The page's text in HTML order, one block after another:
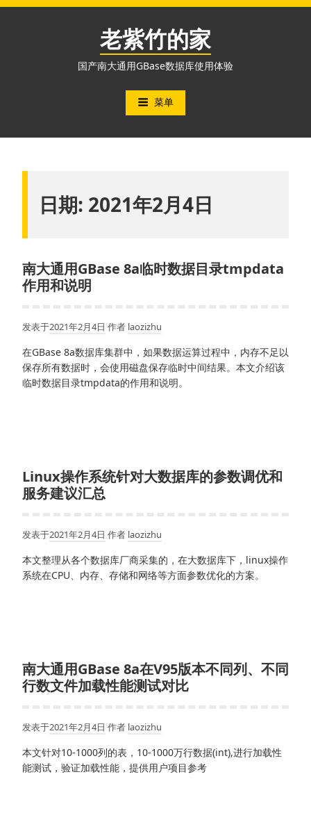
跳
老紫竹的家
国产南大通用GBase数据库使用体验
菜单
日期: 2021年2月4日
南大通用GBase 8a临时数据目录tmpdata
作用和说明
发表于2021年2月4日 作者 laozizhu
在GBase 8a数据库集群中，如果数据运算过程中，内存不足以
保存所有数据时，会使用磁盘保存临时中间结果。本文介绍该
临时数据目录tmpdata的作用和说明。
Linux操作系统针对大数据库的参数调优和
服务建议汇总
发表于2021年2月4日 作者 laozizhu
本文整理从各个数据库厂商采集的，在大数据库下，linux操作
系统在CPU、内存、存储和网络等方面参数优化的方案。
南大通用GBase 8a在V95版本不同列、不同
行数文件加载性能测试对比
发表于2021年2月4日 作者 laozizhu
本文针对10-1000列的表，10-1000万行数据(int),进行加载性
能测试，验证加载性能，提供用户项目参考